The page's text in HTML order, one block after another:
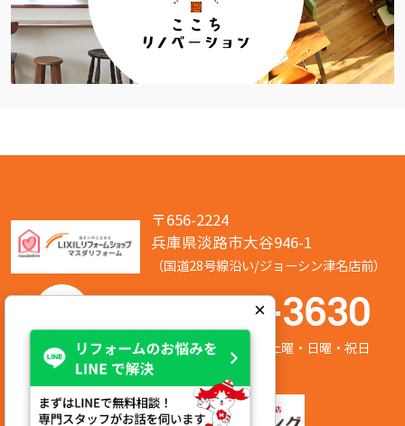
〒656-2224
兵庫県淡路市大谷946-1
（国道28号線沿い/ジョーシン津名店前）
050-7586-3630
営業時間:8:00～17:00 定休日:第2/第4土曜・日曜・祝日
×